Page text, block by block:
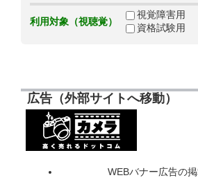
利用対象（視聴覚）
視覚障害用
資格試験用
広告（外部サイトへ移動）
WEBバナー広告の